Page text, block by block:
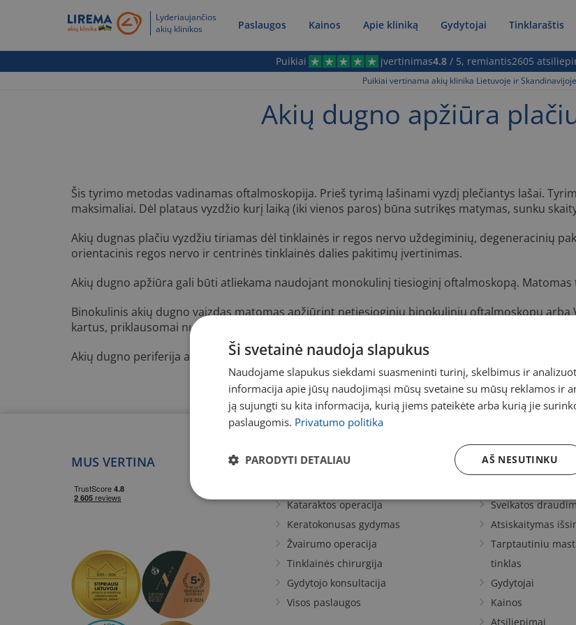
Lyderiaujančios
akių klinikos
Paslaugos Kainos Apie kliniką Gydytojai Tinklaraštis
Puikiai įvertinimas4.8 / 5, remiantis2605
Puikiai vertinama akių klinika Lietuvoje ir Skandinavijoje
Akių dugno apžiūra
Šis tyrimo metodas vadinamas oftalmoskopija. Prieš tyrimą lašinami vyzdį plečiantys lašai.
maksimaliai. Dėl plataus vyzdžio kurį laiką (iki vienos paros) būna sutrikęs matymas, sunku
Akių dugnas plačiu vyzdžiu tiriamas dėl tinklainės ir regos nervo uždegiminių, degeneracinių
orientacinis regos nervo ir centrinės tinklainės dalies pakitimų įvertinimas.
Akių dugno apžiūra gali būti atliekama naudojant monokulinį tiesioginį oftalmoskopą.
Binokulinis akių dugno vaizdas matomas apžiūrint netiesioginiu binokuliniu oftalmoskopu arba
kartus, priklausomai nuo naudojamo lęšio dioptrijų.
Akių dugno periferija apžiūrima naudojant trijų veidrodžių Goldmano lęšį.
PASLAUGOS
Kataraktos operacija
Keratokonusas gydymas
Žvairumo operacija
Tinklainės chirurgija
Gydytojo konsultacija
Visos paslaugos
NAUDINGA
Sveikatos
Atsiskaitymas
Tarptautiniu
tinklas
Gydytojai
Kainos
Atsiliepimai
MUS VERTINA
Ši svetainė naudoja slapukus
Naudojame slapukus siekdami suasmeninti turinį, skelbimus ir
informacija apie jūsų naudojimąsi mūsų svetaine su mūsų reklamos ir
ją sujungti su kita informacija, kurią jiems pateikėte arba kurią jie
paslaugomis. Privatumo politika
AŠ NESUTINKU
PARODYTI DETALIAU